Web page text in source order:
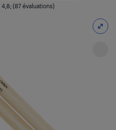
4,8; (87 évaluations)